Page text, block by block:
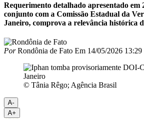
Requerimento detalhado apresentado em
conjunto com a Comissão Estadual da
Janeiro, comprova a relevância histórica
PorRondônia de Fato Em 14/05/2026 13:29
© Tânia Rêgo; Agência Brasil
A-
A+